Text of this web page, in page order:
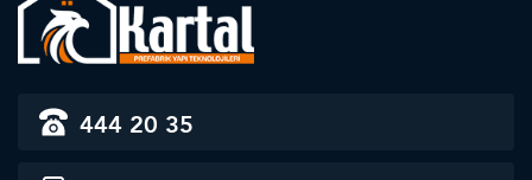
444 20 35